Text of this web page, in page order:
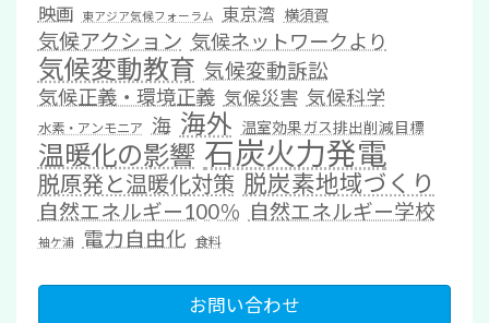
映画 東アジア気候フォーラム 東京湾 横須賀
気候アクション 気候ネットワークより
気候変動教育 気候変動訴訟
気候正義・環境正義 気候災害 気候科学
水素・アンモニア 海 海外 温室効果ガス排出削減目標
温暖化の影響 石炭火力発電
脱原発と温暖化対策 脱炭素地域づくり
自然エネルギー100％ 自然エネルギー学校
袖ケ浦 電力自由化 食料
お問い合わせ